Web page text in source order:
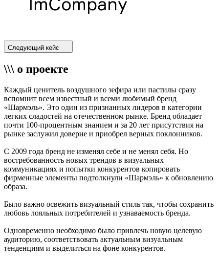
Следующий кейс
\\\ о проекте
Каждый ценитель воздушного зефира или пастилы сразу
вспомнит всем известный и всеми любимый бренд
«Шармэль». Это один из признанных лидеров в категории
легких сладостей на отечественном рынке. Бренд обладает
почти 100-процентным знанием и за 20 лет присутствия на
рынке заслужил доверие и приобрел верных поклонников.
С 2009 года бренд не изменял себе и не менял себя. Но
востребованность новых трендов в визуальных
коммуникациях и попытки конкурентов копировать
фирменные элементы подтолкнули «Шармэль» к обновлению
образа.
Было важно освежить визуальный стиль так, чтобы сохранить
любовь лояльных потребителей и узнаваемость бренда.
Одновременно необходимо было привлечь новую целевую
аудиторию, соответствовать актуальным визуальным
тенденциям и выделиться на фоне конкурентов.